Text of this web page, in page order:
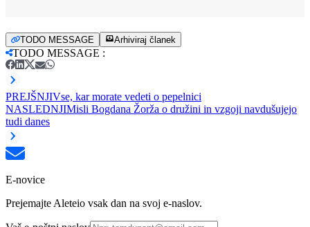
TODO MESSAGE Arhiviraj članek
TODO MESSAGE :
PREJŠNJIVse, kar morate vedeti o pepelnici
NASLEDNJIMisli Bogdana Žorža o družini in vzgoji navdušujejo
tudi danes
E-novice
Prejemajte Aleteio vsak dan na svoj e-naslov.